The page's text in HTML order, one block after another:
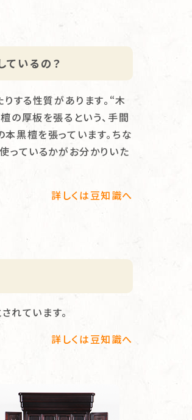
ているの？
する性質があります。“木
の厚板を張るという、手間
黒檀を張っています。ちな
っているかがお分かりいた
詳しくは豆知識へ
れています。
詳しくは豆知識へ